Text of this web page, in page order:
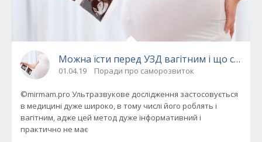
Можна їсти перед УЗД вагітним і що саме
01.04.19 Поради про саморозвиток
©mirmam.pro Ультразвукове дослідження застосовується
в медицині дуже широко, в тому числі його роблять і
вагітним, адже цей метод дуже інформативний і
практично не має